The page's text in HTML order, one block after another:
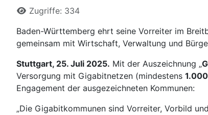
Zugriffe: 334
Baden-Württemberg ehrt seine Vorreiter im
gemeinsam mit Wirtschaft, Verwaltung und
Stuttgart, 25. Juli 2025. Mit der Auszeichnung „
Versorgung mit Gigabitnetzen (mindestens
Engagement der ausgezeichneten Kommunen:
„Die Gigabitkommunen sind Vorreiter, Vorbild